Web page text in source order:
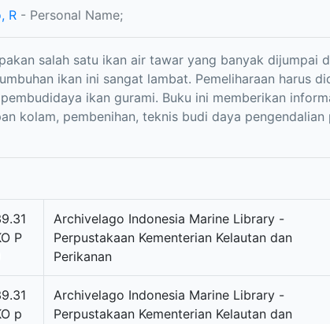
R - Personal Name;
salah satu ikan air tawar yang banyak dijumpai
ikan ini sangat lambat. Pemeliharaan harus
ikan gurami. Buku ini memberikan
kolam, pembenihan, teknis budi daya
P
Archivelago Indonesia Marine Library -
Perpustakaan Kementerian Kelautan dan
Perikanan
p
Archivelago Indonesia Marine Library -
Perpustakaan Kementerian Kelautan dan